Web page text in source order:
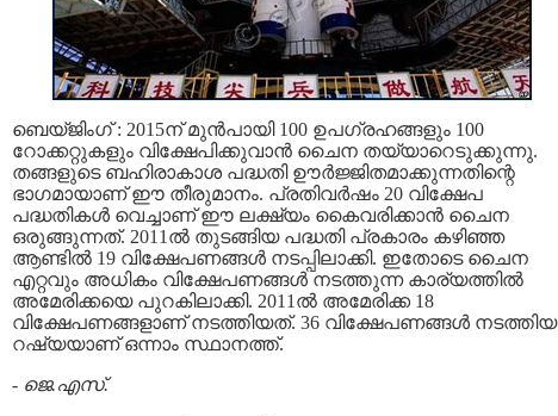
ബെയ്ജിംഗ് : 2015ന് മുൻപായി 100 ഉപഗ്രഹങ്ങളും 100
റോക്കറ്റുകളും വിക്ഷേപിക്കുവാൻ ചൈന തയ്യാറെടുക്കുന്നു.
തങ്ങളുടെ ബഹിരാകാശ പദ്ധതി ഊർജ്ജിതമാക്കുന്നതിന്റെ
ഭാഗമായാണ് ഈ തീരുമാനം. പ്രതിവർഷം 20 വിക്ഷേപ
പദ്ധതികൾ വെച്ചാണ് ഈ ലക്ഷ്യം കൈവരിക്കാൻ ചൈന
ഒരുങ്ങുന്നത്. 2011ൽ തുടങ്ങിയ പദ്ധതി പ്രകാരം കഴിഞ്ഞ
ആണ്ടിൽ 19 വിക്ഷേപണങ്ങൾ നടപ്പിലാക്കി. ഇതോടെ ചൈന
എറ്റവും അധികം വിക്ഷേപണങ്ങൾ നടത്തുന്ന കാര്യത്തിൽ
അമേരിക്കയെ പുറകിലാക്കി. 2011ൽ അമേരിക്ക 18
വിക്ഷേപണങ്ങളാണ് നടത്തിയത്. 36 വിക്ഷേപണങ്ങൾ നടത്തിയ
റഷ്യയാണ് ഒന്നാം സ്ഥാനത്ത്.
- ജെ.എസ്.